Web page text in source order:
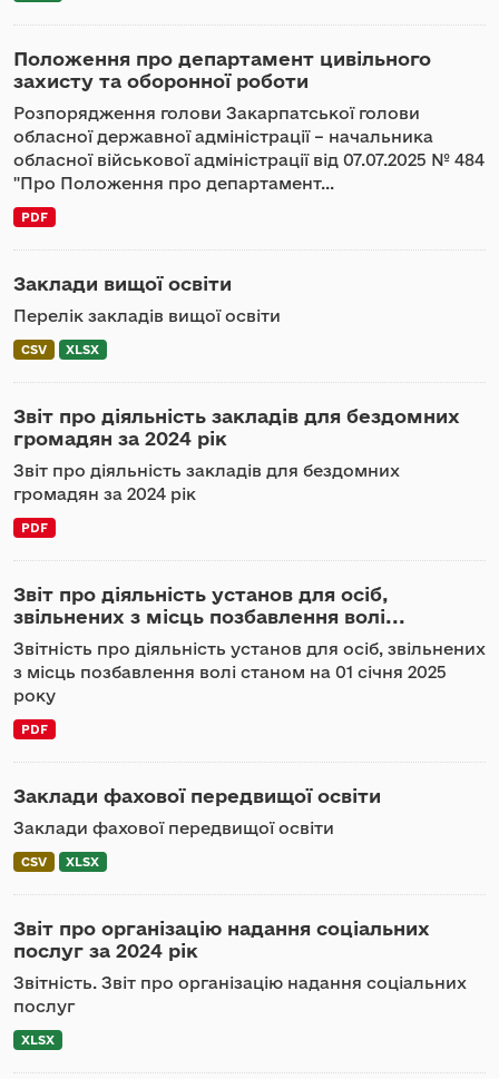
Положення про департамент цивільного
захисту та оборонної роботи
Розпорядження голови Закарпатської голови
обласної державної адміністрації – начальника
обласної військової адміністрації від 07.07.2025 № 484
"Про Положення про департамент...
PDF
Заклади вищої освіти
Перелік закладів вищої освіти
CSV XLSX
Звіт про діяльність закладів для бездомних
громадян за 2024 рік
Звіт про діяльність закладів для бездомних
громадян за 2024 рік
PDF
Звіт про діяльність установ для осіб,
звільнених з місць позбавлення волі...
Звітність про діяльність установ для осіб, звільнених
з місць позбавлення волі станом на 01 січня 2025
року
PDF
Заклади фахової передвищої освіти
Заклади фахової передвищої освіти
CSV XLSX
Звіт про організацію надання соціальних
послуг за 2024 pік
Звітність. Звіт про організацію надання соціальних
послуг
XLSX